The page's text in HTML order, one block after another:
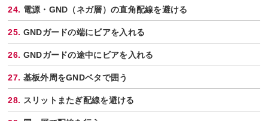
電源・GND（ネガ層）の直角配線を避ける
GNDガードの端にビアを入れる
GNDガードの途中にビアを入れる
基板外周をGNDベタで囲う
スリットまたぎ配線を避ける